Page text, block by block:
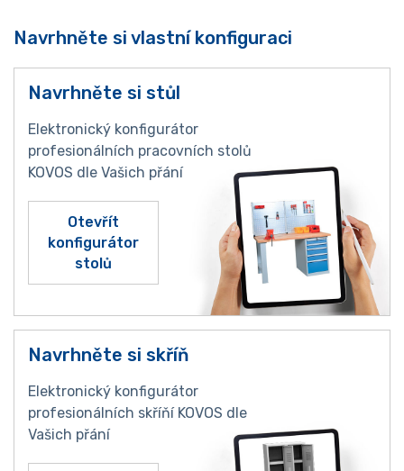
Navrhněte si vlastní konfiguraci
Navrhněte si stůl
Elektronický konfigurátor
profesionálních pracovních stolů
KOVOS dle Vašich přání
Otevřít
konfigurátor
stolů
Navrhněte si skříň
Elektronický konfigurátor
profesionálních skříňí KOVOS dle
Vašich přání